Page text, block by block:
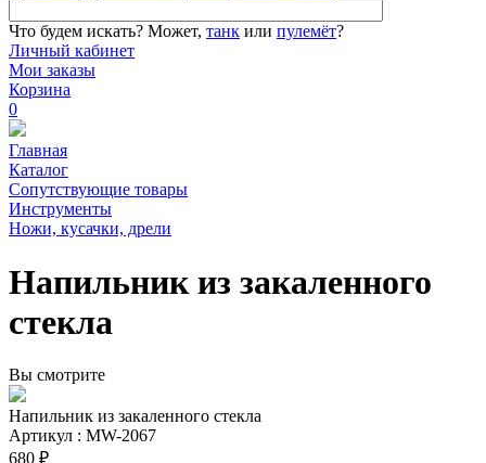
Что будем искать? Может, танк или пулемёт?
Личный кабинет
Мои заказы
Корзина
0
Главная
Каталог
Сопутствующие товары
Инструменты
Ножи, кусачки, дрели
Напильник из закаленного
стекла
Вы смотрите
Напильник из закаленного стекла
Артикул : MW-2067
680 ₽